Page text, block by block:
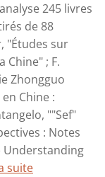
245 livres
de 88
"Études sur
Chine" ; F.
Zhongguo
Chine :
""Sef"
: Notes
Understanding
suite